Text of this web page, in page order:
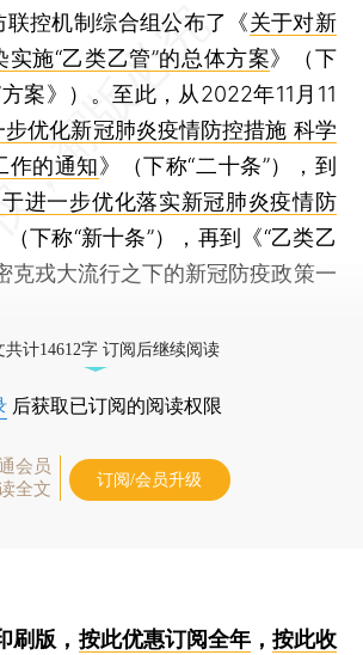
控机制综合组公布了《关于对新
施“乙类乙管”的总体方案》（下
案》）。至此，从2022年11月11
步优化新冠肺炎疫情防控措施 科学
作的通知》（下称“二十条”），到
进一步优化落实新冠肺炎疫情防
（下称“新十条”），再到《“乙类乙
克戎大流行之下的新冠防疫政策一
共计14612字 订阅后继续阅读
后获取已订阅的阅读权限
会员
全文
订阅/会员升级
刷版， 按此优惠订阅全年， 按此收